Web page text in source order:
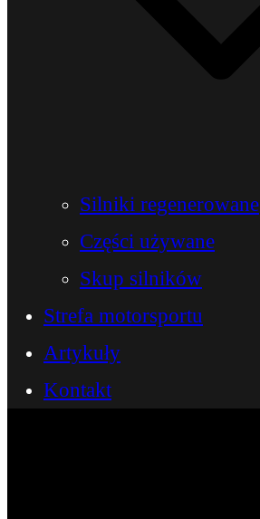
Silniki regenerowane
Części używane
Skup silników
Strefa motorsportu
Artykuły
Kontakt